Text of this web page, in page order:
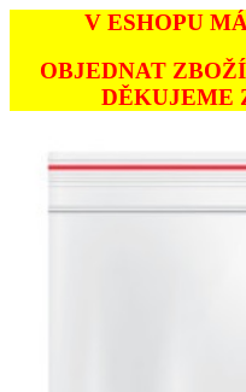
V ESHOPU
OBJEDNAT
DĚKUJEME